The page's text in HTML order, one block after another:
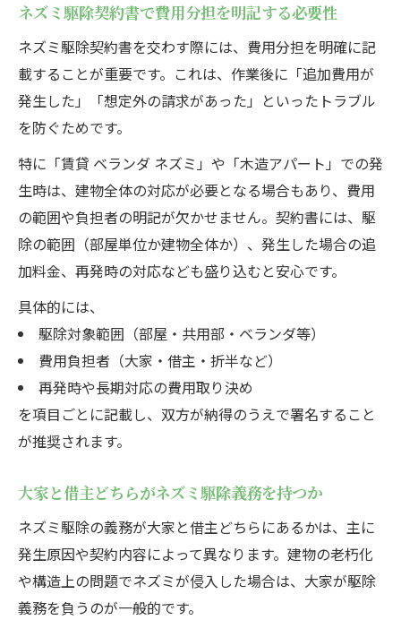
ネズミ駆除契約書で費用分担を明記する必要性
ネズミ駆除契約書を交わす際には、費用分担を明確に記
載することが重要です。これは、作業後に「追加費用が
発生した」「想定外の請求があった」といったトラブル
を防ぐためです。
特に「賃貸 ベランダ ネズミ」や「木造アパート」での発
生時は、建物全体の対応が必要となる場合もあり、費用
の範囲や負担者の明記が欠かせません。契約書には、駆
除の範囲（部屋単位か建物全体か）、発生した場合の追
加料金、再発時の対応なども盛り込むと安心です。
具体的には、
駆除対象範囲（部屋・共用部・ベランダ等）
費用負担者（大家・借主・折半など）
再発時や長期対応の費用取り決め
を項目ごとに記載し、双方が納得のうえで署名すること
が推奨されます。
大家と借主どちらがネズミ駆除義務を持つか
ネズミ駆除の義務が大家と借主どちらにあるかは、主に
発生原因や契約内容によって異なります。建物の老朽化
や構造上の問題でネズミが侵入した場合は、大家が駆除
義務を負うのが一般的です。